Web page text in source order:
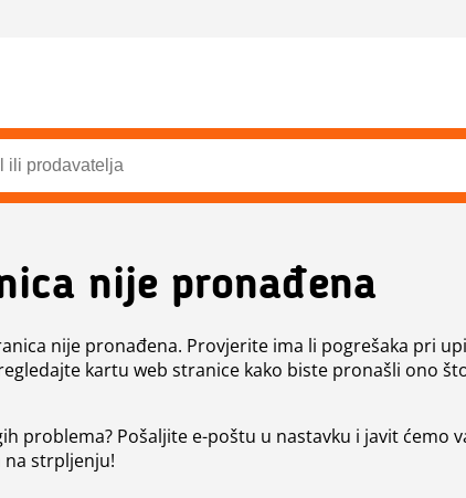
nije pronađena
nije pronađena. Provjerite ima li pogrešaka pri
kartu web stranice kako biste pronašli ono
problema? Pošaljite e-poštu u nastavku i javit ćemo
na strpljenju!